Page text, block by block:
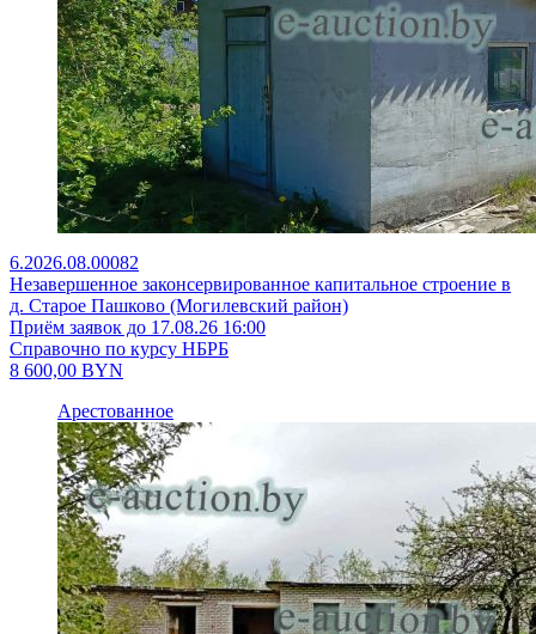
6.2026.08.00082
Незавершенное законсервированное капитальное строение в
д. Старое Пашково (Могилевский район)
Приём заявок до 17.08.26 16:00
Справочно по курсу НБРБ
8 600,00 BYN
Арестованное